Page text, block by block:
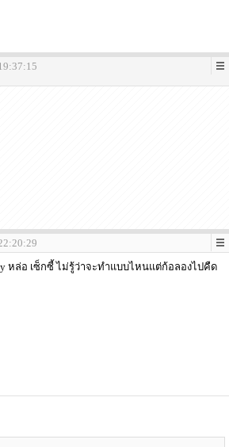
หล่อ เซ็กซี้ ไม่รู้ว่าจะทำแบบไหนแต่ก้อลองไปคืด